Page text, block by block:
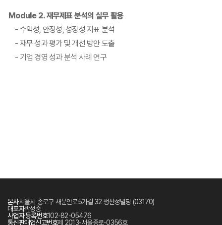
Module 2. 재무제표 분석의 실무 활용
- 수익성, 안정성, 성장성 지표 분석
- 재무 성과 평가 및 개선 방안 도출
- 기업 경영 성과 분석 사례 연구
본사서울시 종로구 새문안로5가길 32 생산성빌딩 (03170)
대표자박성중
사업자 등록번호102-82-05476
통신판매업신고번호제 2013-서울종로-0356호